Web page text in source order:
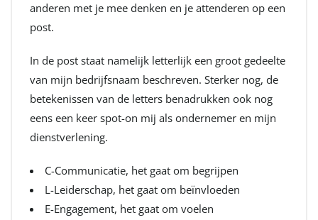
anderen met je mee denken en je attenderen op een
post.
In de post staat namelijk letterlijk een groot gedeelte
van mijn bedrijfsnaam beschreven. Sterker nog, de
betekenissen van de letters benadrukken ook nog
eens een keer spot-on mij als ondernemer en mijn
dienstverlening.
C-Communicatie, het gaat om begrijpen
L-Leiderschap, het gaat om beïnvloeden
E-Engagement, het gaat om voelen